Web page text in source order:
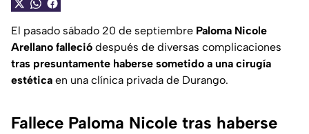
El pasado sábado 20 de septiembre Paloma Nicole
Arellano falleció después de diversas complicaciones
tras presuntamente haberse sometido a una cirugía
estética en una clínica privada de Durango.
Fallece Paloma Nicole tras haberse